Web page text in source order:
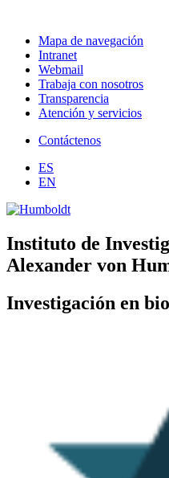
Mapa de navegación
Intranet
Webmail
Trabaja con nosotros
Transparencia
Atención y servicios
Contáctenos
ES
EN
Instituto de
Alexander von
Investigación en